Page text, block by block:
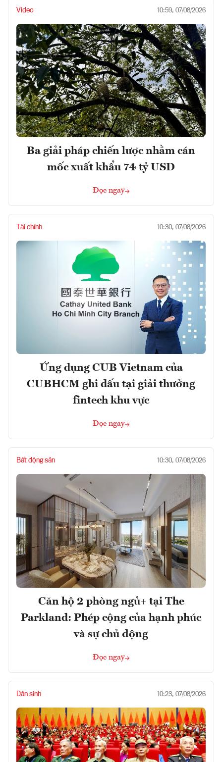
Video 10:59, 07/08/2026
Ba giải pháp chiến lược nhằm cán
mốc xuất khẩu 74 tỷ USD
Đọc ngay
Tài chính 10:30, 07/08/2026
Ứng dụng CUB Vietnam của
CUBHCM ghi dấu tại giải thưởng
fintech khu vực
Đọc ngay
Bất động sản 10:30, 07/08/2026
Căn hộ 2 phòng ngủ+ tại The
Parkland: Phép cộng của hạnh phúc
và sự chủ động
Đọc ngay
Dân sinh 10:23, 07/08/2026